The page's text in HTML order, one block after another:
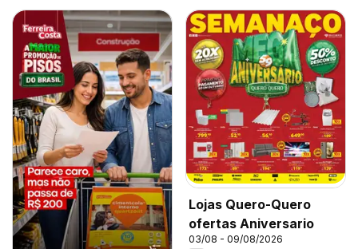
Lojas Quero-Quero
ofertas Aniversario
03/08 - 09/08/2026